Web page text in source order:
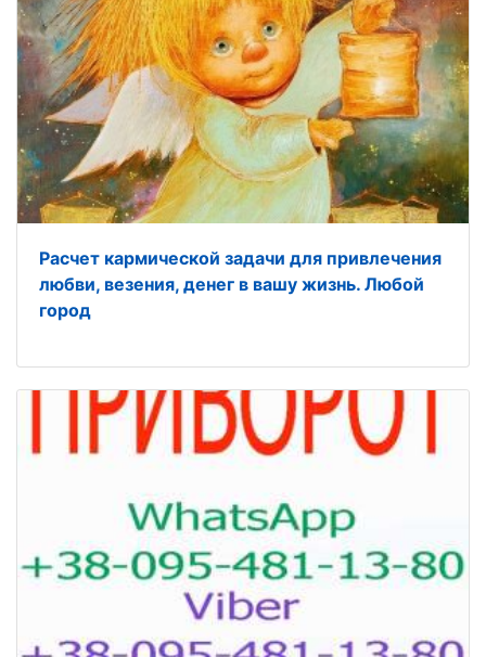
Расчет кармической задачи для привлечения
любви, везения, денег в вашу жизнь. Любой
город